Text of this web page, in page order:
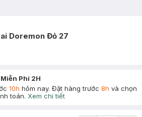
Doremon Đỏ 27
Phí 2H
10h hôm nay. Đặt hàng trước 8h và chọn
toán. Xem chi tiết